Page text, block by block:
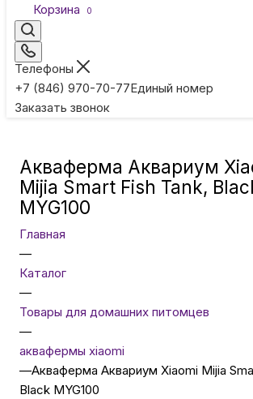
Корзина 0
Телефоны
+7 (846) 970-70-77Единый номер
Заказать звонок
Умные
Акваферма Аквариум
Mijia Smart Fish Tank,
MYG100
Главная
—
Каталог
—
Товары для домашних питомцев
—
аквафермы xiaomi
—Акваферма Аквариум Xiaomi Mijia
Black MYG100